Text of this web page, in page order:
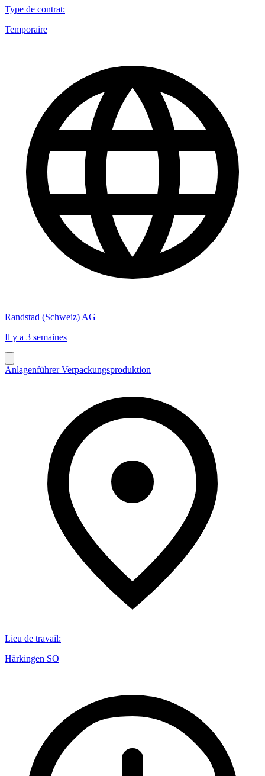
Type de contrat:
Temporaire
Randstad (Schweiz) AG
Il y a 3 semaines
Anlagenführer Verpackungsproduktion
Lieu de travail:
Härkingen SO